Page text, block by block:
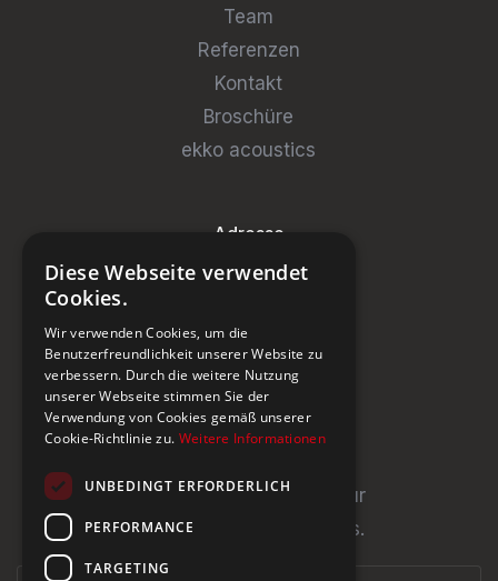
Team
Referenzen
Kontakt
Broschüre
ekko acoustics
Adresse
Steinburg Group GmbH
CH-5466 Kaiserstuhl
+41 43 433 00 25
Newsletter abonnieren für
Neuigkeiten und Updates.
Diese Webseite verwendet
Cookies.
Wir verwenden Cookies, um die
Benutzerfreundlichkeit unserer Website zu
verbessern. Durch die weitere Nutzung
unserer Webseite stimmen Sie der
Verwendung von Cookies gemäß unserer
Cookie-Richtlinie zu. Weitere Informationen
UNBEDINGT ERFORDERLICH
PERFORMANCE
TARGETING